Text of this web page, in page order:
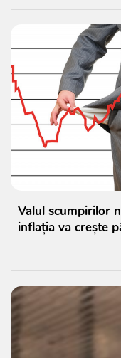
Valul scumpirilor
inflația va crește